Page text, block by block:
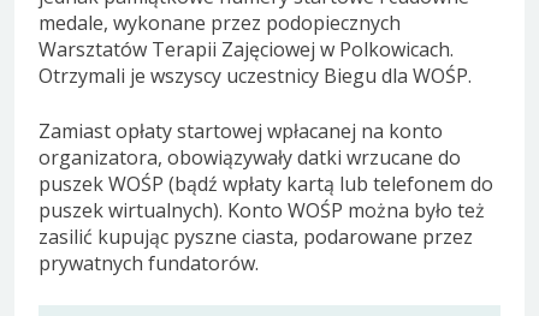
medale, wykonane przez podopiecznych
Warsztatów Terapii Zajęciowej w Polkowicach.
Otrzymali je wszyscy uczestnicy Biegu dla WOŚP.
Zamiast opłaty startowej wpłacanej na konto
organizatora, obowiązywały datki wrzucane do
puszek WOŚP (bądź wpłaty kartą lub telefonem do
puszek wirtualnych). Konto WOŚP można było też
zasilić kupując pyszne ciasta, podarowane przez
prywatnych fundatorów.